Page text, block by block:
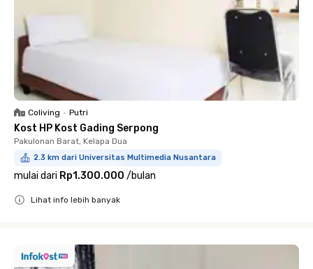
Coliving • Putri
Kost HP Kost Gading Serpong
Pakulonan Barat, Kelapa Dua
2.3 km dari Universitas Multimedia Nusantara
mulai dari Rp1.300.000 /bulan
Lihat info lebih banyak